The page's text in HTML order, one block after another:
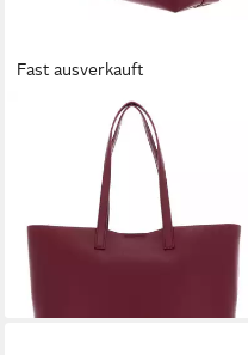
Fast ausverkauft
Shopper Prk Slope Bag (Set,
2-tlg), aus echtem Rindsleder
UVP 290,00 €
-34%
lieferbar - in 2-3 Werktagen bei dir